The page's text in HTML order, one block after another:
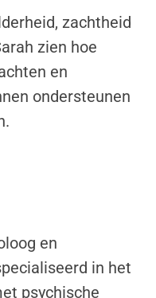
zachtheid
zien hoe
en
ondersteunen
en
in het
psychische